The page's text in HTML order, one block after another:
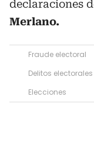
declaraciones
Merlano.
Fraude electoral
Delitos electorales
Elecciones